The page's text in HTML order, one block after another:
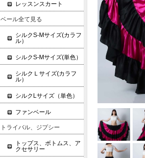
レッスンスカート
ベール全て見る
シルクS-Mサイズ(カラフ
ル）
シルクS-Mサイズ(単色）
シルクＬサイズ(カラフ
ル）
シルクLサイズ（単色）
ファンベール
トライバル、ジプシー
トップス、ボトムス、ア
クセサリー